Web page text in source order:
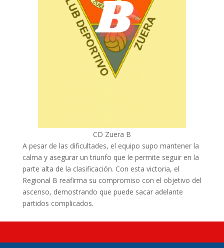
CD Zuera B
A pesar de las dificultades, el equipo supo mantener la
calma y asegurar un triunfo que le permite seguir en la
parte alta de la clasificación. Con esta victoria, el
Regional B reafirma su compromiso con el objetivo del
ascenso, demostrando que puede sacar adelante
partidos complicados.